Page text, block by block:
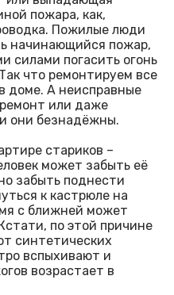
пожара, как,
Пожилые люди
начинающийся пожар,
силами погасить огонь
что ремонтируем все
доме. А неисправные
или даже
они безнадёжны.
стариков –
может забыть её
забыть поднести
к кастрюле на
с ближней может
по этой причине
синтетических
вспыхивают и
возрастает в